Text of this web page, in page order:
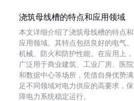
浇筑母线槽的特点和应用领域
本文详细介绍了浇筑母线槽的特点和
应用领域。其特点包括良好的电气、
机械、防火和防护性能。在应用上，
广泛用于商业建筑、工业厂房、医院
和数据中心等场所，凭借自身优势满
足不同领域对电力供应的高要求，保
障电力系统稳定运行。